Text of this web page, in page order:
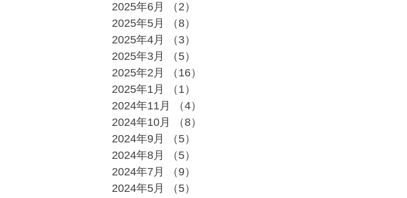
2025年6月
（2）
2025年5月
（8）
2025年4月
（3）
2025年3月
（5）
2025年2月
（16）
2025年1月
（1）
2024年11月
（4）
2024年10月
（8）
2024年9月
（5）
2024年8月
（5）
2024年7月
（9）
2024年5月
（5）